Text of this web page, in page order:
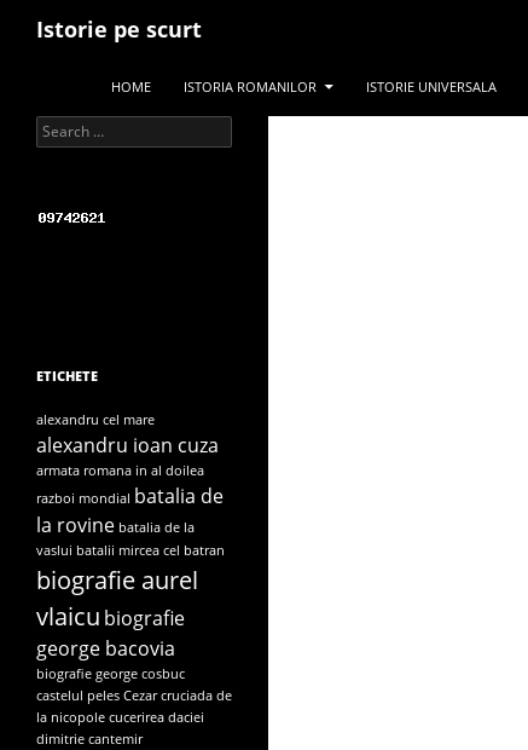
Istorie pe scurt
HOME
ISTORIA ROMANILOR ISTORIE UNIVERSALA
Search for:
ETICHETE
alexandru cel mare
alexandru ioan cuza
armata romana in al doilea
razboi mondial batalia de
la rovine batalia de la
vaslui batalii mircea cel batran
biografie aurel
vlaicu biografie
george bacovia
biografie george cosbuc
castelul peles Cezar cruciada de
la nicopole cucerirea daciei
dimitrie cantemir